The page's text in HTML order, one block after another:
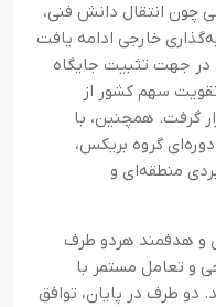
چون انتقال دانش فنی،
خارجی ادامه یافت
در جهت تثبیت جایگاه
سهم کشور از
گرفت. همچنین، با
گروه بریکس،
منطقه‌ای و
و هدفمند هردو طرف
و تعامل مستمر با
دو طرف در پایان، توافق